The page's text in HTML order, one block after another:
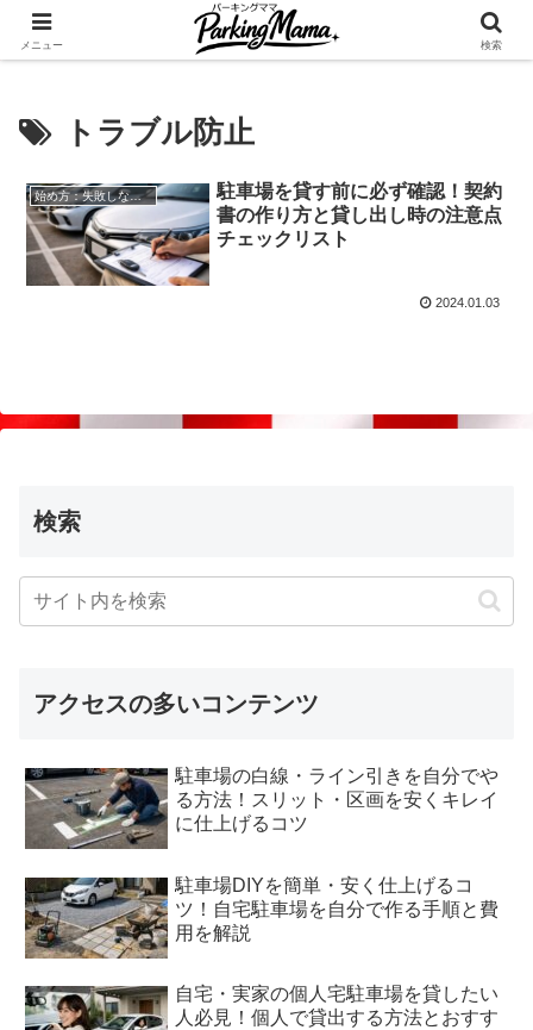
✨空き家・自宅の駐車場を貸してゆとりget🍵
トラブル防止
始め方：失敗しない自宅駐車場貸し出し
駐車場を貸す前に必ず確認！契約
書の作り方と貸し出し時の注意点
チェックリスト
2024.01.03
検索
アクセスの多いコンテンツ
駐車場の白線・ライン引きを自分でや
る方法！スリット・区画を安くキレイ
に仕上げるコツ
駐車場DIYを簡単・安く仕上げるコ
ツ！自宅駐車場を自分で作る手順と費
用を解説
自宅・実家の個人宅駐車場を貸したい
人必見！個人で貸出する方法とおすす
メニュー 検索